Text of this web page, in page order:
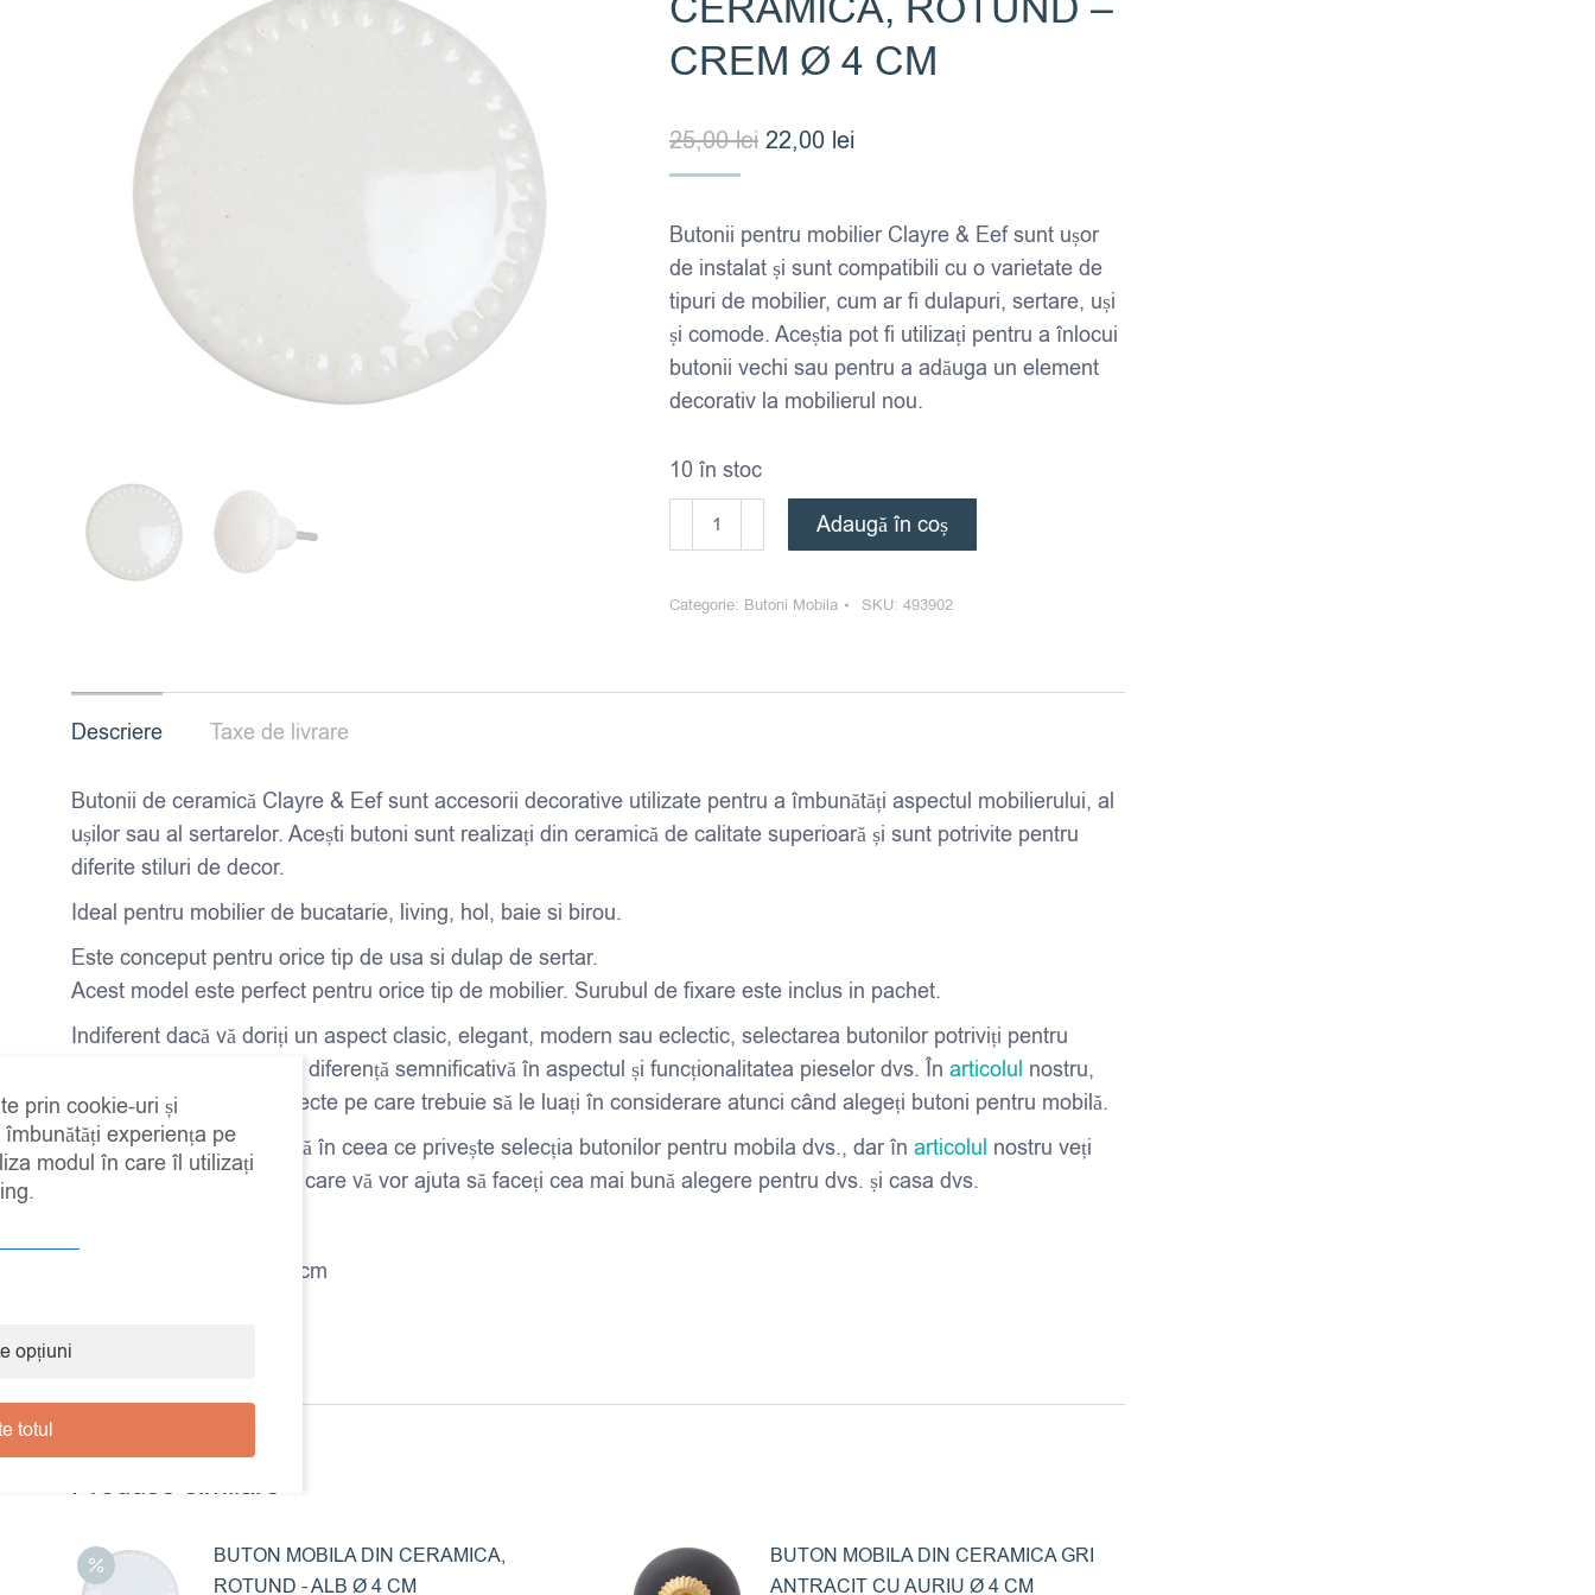
CREM Ø 4 CM
25,00lei Prețul
fost:
25,00 lei.
22,00 lei
22,00 lei.
Butonii pentru mobilier Clayre & Eef sunt ușor
de instalat și sunt compatibili cu o varietate de
tipuri de mobilier, cum ar fi dulapuri, sertare, uși
și comode. Aceștia pot fi utilizați pentru a înlocui
butonii vechi sau pentru a adăuga un element
decorativ la mobilierul nou.
10 în stoc
Cantitate
Buton
din
4
cm
Adaugă în coș
Categorie: Butoni Mobila SKU: 493902
Descriere Taxe de livrare
Butonii de ceramică Clayre & Eef sunt accesorii decorative utilizate pentru a îmbunătăți aspectul mobilierului, al
ușilor sau al sertarelor. Acești butoni sunt realizați din ceramică de calitate superioară și sunt potrivite pentru
diferite stiluri de decor.
Ideal pentru mobilier de bucatarie, living, hol, baie si birou.
Este conceput pentru orice tip de usa si dulap de sertar.
Acest model este perfect pentru orice tip de mobilier. Surubul de fixare este inclus in pachet.
Indiferent dacă vă doriți un aspect clasic, elegant, modern sau eclectic, selectarea butonilor potriviți pentru
mobila dvs. poate face o diferență semnificativă în aspectul și funcționalitatea pieselor dvs. În articolul nostru,
vom explora diferite aspecte pe care trebuie să le luați în considerare atunci când alegeți butoni pentru mobilă.
Nu există o singură regulă în ceea ce privește selecția butonilor pentru mobila dvs., dar în articolul nostru veți
găsi informații valoroase care vă vor ajuta să faceți cea mai bună alegere pentru dvs. și casa dvs.
Dimensiuni: Diametru 4 cm
Produse similare
BUTON MOBILA DIN CERAMICA,
ROTUND - ALB Ø 4 CM
BUTON MOBILA DIN CERAMICA GRI
ANTRACIT CU AURIU Ø 4 CM
prin cookie-uri și
experiența pe
modul în care îl utilizați
opțiuni
totul